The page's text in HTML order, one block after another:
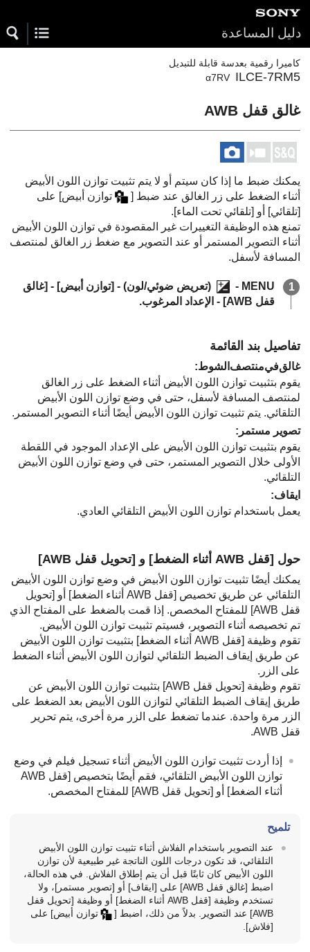
دليل المساعدة
كاميرا رقمية بعدسة قابلة للتبديل
ILCE-7RM5
α7RV
غالق قفل AWB‎‏
يمكنك ضبط ما إذا كان سيتم أو لا يتم تثبيت توازن اللون الأبيض
أثناء الضغط على زر الغالق عند ضبط [ توازن أبيض] على
[تلقائي]
أو [تلقائي تحت الماء].
تمنع هذه الوظيفة التغييرات غير المقصودة في توازن اللون الأبيض
أثناء التصوير المستمر أو عند التصوير مع ضغط زر الغالق لمنتصف
المسافة لأسفل.
MENU
-
(تعريض ضوئي/لون) - [توازن أبيض] - [غالق
قفل AWB‎‏]
- الإعداد المرغوب.
تفاصيل بند القائمة
غالق‌في‌منتصف‌‌الشوط:
يقوم بتثبيت توازن اللون الأبيض أثناء الضغط على زر الغالق
لمنتصف المسافة لأسفل، حتى في وضع توازن اللون الأبيض
التلقائي. يتم تثبيت توازن اللون الأبيض أيضًا أثناء التصوير المستمر.
تصوير مستمر :
يقوم بتثبيت توازن اللون الأبيض على الإعداد الموجود في اللقطة
الأولى خلال التصوير المستمر، حتى في وضع توازن اللون الأبيض
التلقائي.
ايقاف:
يعمل باستخدام توازن اللون الأبيض التلقائي العادي.
حول [قفل AWB أثناء الضغط] و [تحويل قفل AWB‎‏]
يمكنك أيضًا تثبيت توازن اللون الأبيض في وضع توازن اللون الأبيض
التلقائي عن طريق تخصيص [قفل AWB أثناء الضغط] أو [تحويل
قفل AWB‎‏]
للمفتاح المخصص. إذا قمت بالضغط على المفتاح الذي
تم تخصيصه أثناء التصوير، فسيتم تثبيت توازن اللون الأبيض.
تقوم وظيفة [قفل AWB أثناء الضغط]
بتثبيت توازن اللون الأبيض
عن طريق إيقاف الضبط التلقائي لتوازن اللون الأبيض أثناء الضغط
على الزر.
تقوم وظيفة [تحويل قفل AWB‎‏]
بتثبيت توازن اللون الأبيض عن
طريق إيقاف الضبط التلقائي لتوازن اللون الأبيض بعد الضغط على
الزر مرة واحدة. عندما تضغط على الزر مرة أخرى، يتم تحرير
قفل AWB.
إذا أردت تثبيت توازن اللون الأبيض أثناء تسجيل فيلم في وضع
توازن اللون الأبيض التلقائي، فقم أيضًا بتخصيص
[قفل AWB
أثناء الضغط]
أو [تحويل قفل AWB‎‏] للمفتاح المخصص.
تلميح
عند التصوير باستخدام الفلاش أثناء تثبيت توازن اللون الأبيض
التلقائي، قد تكون درجات اللون الناتجة غير طبيعية لأن توازن
اللون الأبيض كان ثابتًا قبل أن يتم إطلاق الفلاش. في هذه الحالة،
اضبط [غالق قفل AWB‎‏] على [ايقاف] أو [تصوير مستمر]، ولا
تستخدم وظيفة [قفل AWB أثناء الضغط] أو وظيفة [تحويل قفل
AWB‎‏] عند التصوير. بدلاً من ذلك، اضبط [ توازن أبيض] على
[فلاش]